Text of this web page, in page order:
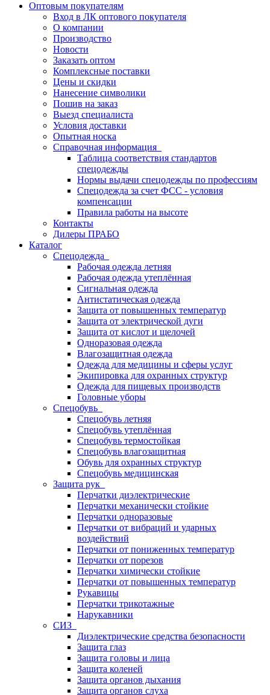
Оптовым покупателям
Вход в ЛК оптового покупателя
О компании
Производство
Новости
Заказать оптом
Комплексные поставки
Цены и скидки
Нанесение символики
Пошив на заказ
Выезд специалиста
Условия доставки
Опытная носка
Справочная информация
Таблица соответствия стандартов
спецодежды
Нормы выдачи спецодежды по профессиям
Спецодежда за счет ФСС - условия
компенсации
Правила работы на высоте
Контакты
Дилеры ПРАБО
Каталог
Спецодежда
Рабочая одежда летняя
Рабочая одежда утеплённая
Сигнальная одежда
Антистатическая одежда
Защита от повышенных температур
Защита от электрической дуги
Защита от кислот и щелочей
Одноразовая одежда
Влагозащитная одежда
Одежда для медицины и сферы услуг
Экипировка для охранных структур
Одежда для пищевых производств
Головные уборы
Спецобувь
Спецобувь летняя
Спецобувь утеплённая
Спецобувь термостойкая
Спецобувь влагозащитная
Обувь для охранных структур
Спецобувь медицинская
Защита рук
Перчатки диэлектрические
Перчатки механически стойкие
Перчатки одноразовые
Перчатки от вибраций и ударных
воздействий
Перчатки от пониженных температур
Перчатки от порезов
Перчатки химически стойкие
Перчатки от повышенных температур
Рукавицы
Перчатки трикотажные
Нарукавники
СИЗ
Диэлектрические средства безопасности
Защита глаз
Защита головы и лица
Защита коленей
Защита органов дыхания
Защита органов слуха